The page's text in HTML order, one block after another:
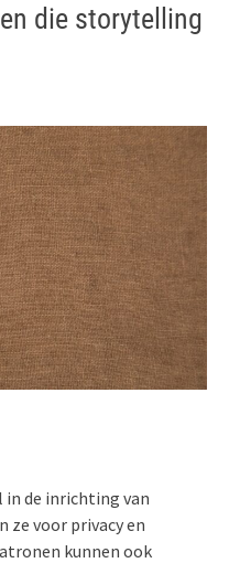
die storytelling
in de inrichting van
ze voor privacy en
kunnen ook